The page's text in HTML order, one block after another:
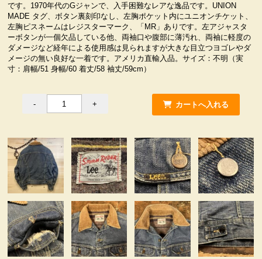
です。1970年代のGジャンで、入手困難なレアな逸品です。UNION
MADE タグ、ボタン裏刻印なし、左胸ポケット内にユニオンチケット、
左胸ピスネームはレジスターマーク、「MR」ありです。左アジャスタ
ーボタンが一個欠品している他、両袖口や腹部に薄汚れ、両袖に軽度の
ダメージなど経年による使用感は見られますが大きな目立つヨゴレやダ
メージの無い良好な一着です。アメリカ直輸入品。サイズ：不明（実
寸：肩幅/51 身幅/60 着丈/58 袖丈/59cm）